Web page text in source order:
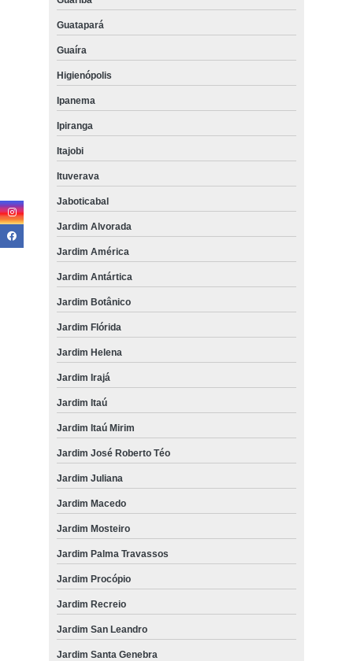
Guatapará
Guaíra
Higienópolis
Ipanema
Ipiranga
Itajobi
Ituverava
Jaboticabal
Jardim Alvorada
Jardim América
Jardim Antártica
Jardim Botânico
Jardim Flórida
Jardim Helena
Jardim Irajá
Jardim Itaú
Jardim Itaú Mirim
Jardim José Roberto Téo
Jardim Juliana
Jardim Macedo
Jardim Mosteiro
Jardim Palma Travassos
Jardim Procópio
Jardim Recreio
Jardim San Leandro
Jardim Santa Genebra